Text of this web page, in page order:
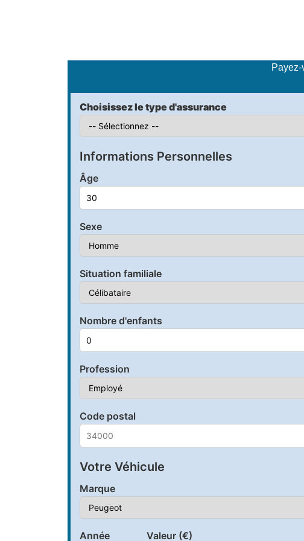
Choisissez le type d'assurance
Informations Personnelles
Âge
Sexe
Situation familiale
Nombre d'enfants
Profession
Code postal
Votre Véhicule
Marque
Année Valeur (€)